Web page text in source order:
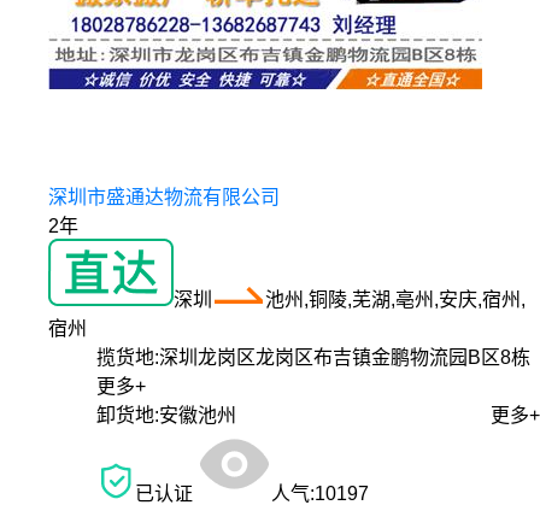
深圳市盛通达物流有限公司
2年
深圳
池州,铜陵,芜湖,亳州,安庆,宿州,
宿州
揽货地:深圳龙岗区龙岗区布吉镇金鹏物流园B区8栋
更多+
卸货地:安徽池州 更多+
已认证 人气:10197